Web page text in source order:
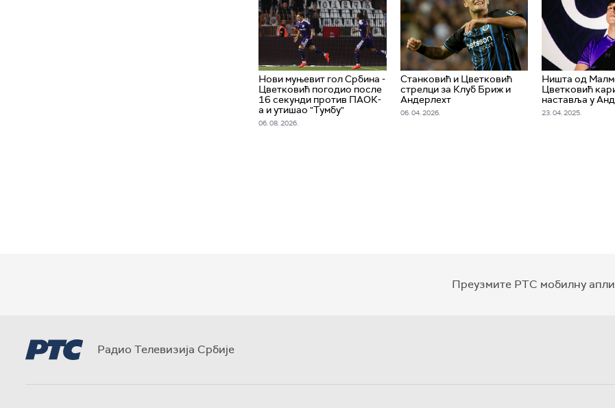
Нови муњевит гол Србина -
Цветковић погодио после
16 секунди против ПАОК-
а и утишао "Тумбу"
06. 08. 2026.
Станковић и Цветковић
стрелци за Клуб Бриж и
Андерлехт
06. 04. 2026.
Ништа од
Цветковић
наставља у
23. 04. 2025.
Преузмите РТС мобилну
Радио Телевизија Србије